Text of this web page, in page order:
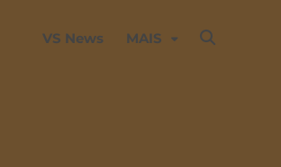
VS News MAIS